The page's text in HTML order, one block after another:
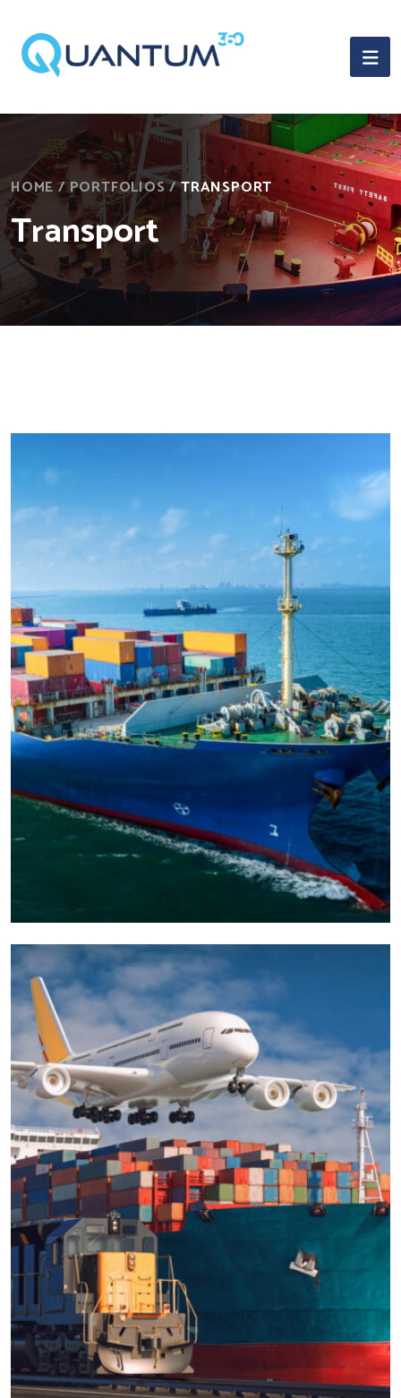
HOME /PORTFOLIOS/TRANSPORT
Transport
CARGO EXPEDITED
Door To Fast Parcel